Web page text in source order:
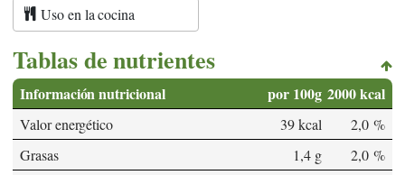
Uso en la cocina
Tablas de nutrientes
Información nutricional por 100g 2000 kcal
Valor energético 39 kcal
2,0 %
Grasas
1,4 g
2,0 %